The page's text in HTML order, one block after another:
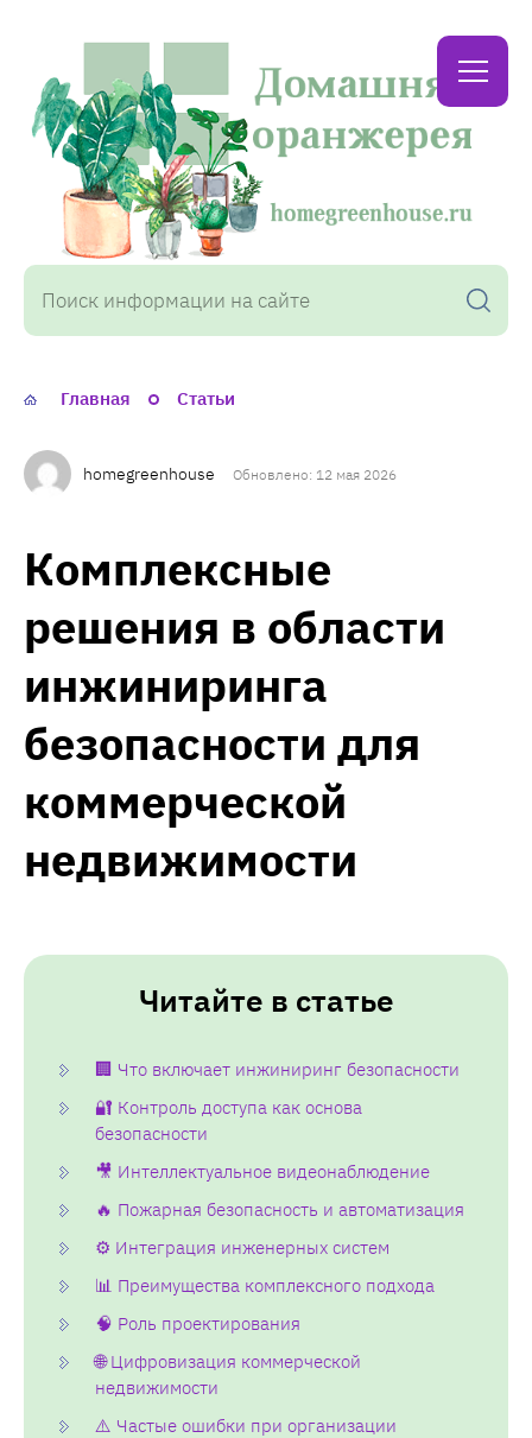
Домашняя
оранжерея
Главная Статьи
homegreenhouse Обновлено: 12 мая 2026
Комплексные
решения в области
инжиниринга
безопасности для
коммерческой
недвижимости
Читайте в статье
🏢 Что включает инжиниринг безопасности
🔐 Контроль доступа как основа
безопасности
🎥 Интеллектуальное видеонаблюдение
🔥 Пожарная безопасность и автоматизация
⚙️ Интеграция инженерных систем
📊 Преимущества комплексного подхода
🧠 Роль проектирования
🌐 Цифровизация коммерческой
недвижимости
⚠️ Частые ошибки при организации